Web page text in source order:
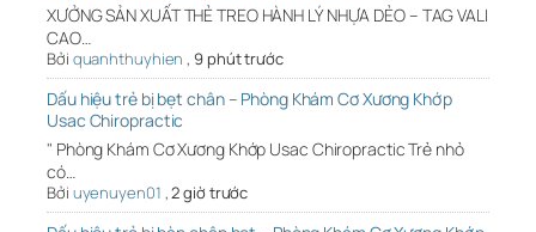
XƯỞNG SẢN XUẤT THẺ TREO HÀNH LÝ NHỰA DẺO – TAG VALI
CAO…
Bởi quanhthuyhien ,9 phút trước
Dấu hiệu trẻ bị bẹt chân – Phòng Khám Cơ Xương Khớp
Usac Chiropractic
" Phòng Khám Cơ Xương Khớp Usac Chiropractic Trẻ nhỏ
có…
Bởi uyenuyen01 ,2 giờ trước